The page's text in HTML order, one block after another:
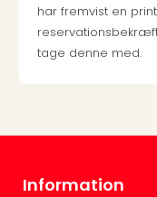
har fremvist en
tage denne med.
Information